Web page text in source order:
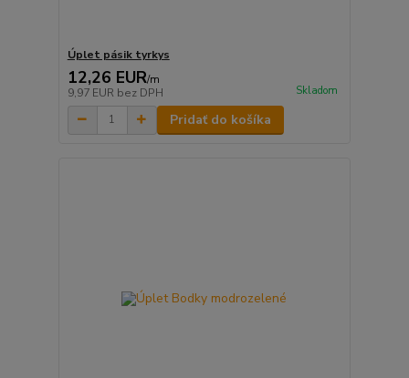
Úplet pásik tyrkys
12,26 EUR/m
9,97 EUR bez DPH Skladom
Pridať do košíka